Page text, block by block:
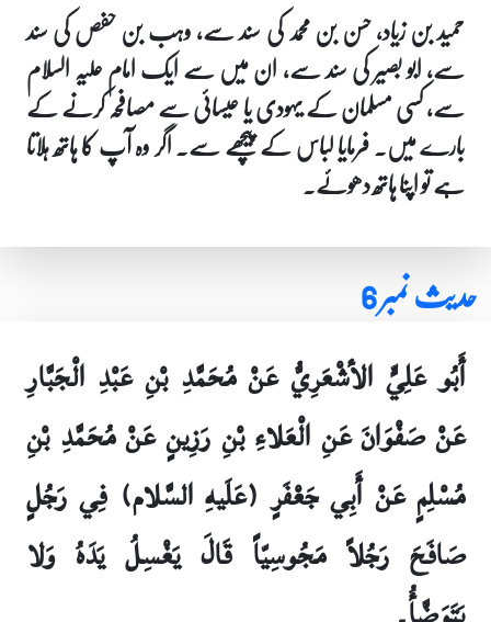
حمید بن زیاد، حسن بن محمد کی سند سے، وہب بن حفص کی سند
سے، ابو بصیر کی سند سے، ان میں سے ایک امام علیہ السلام
سے، کسی مسلمان کے یہودی یا عیسائی سے مصافحہ کرنے کے
بارے میں۔ فرمایا لباس کے پیچھے سے۔ اگر وہ آپ کا ہاتھ ہلاتا
ہے تو اپنا ہاتھ دھوئے۔
حدیث نمبر 6
أَبُو عَلِيٍّ الأشْعَرِيُّ عَنْ مُحَمَّدِ بْنِ عَبْدِ الْجَبَّارِ
عَنْ صَفْوَانَ عَنِ الْعَلاءِ بْنِ رَزِينٍ عَنْ مُحَمَّدِ بْنِ
مُسْلِمٍ عَنْ أَبِي جَعْفَرٍ (عَلَيهِ السَّلام) فِي رَجُلٍ
صَافَحَ رَجُلاً مَجُوسِيّاً قَالَ يَغْسِلُ يَدَهُ وَلا